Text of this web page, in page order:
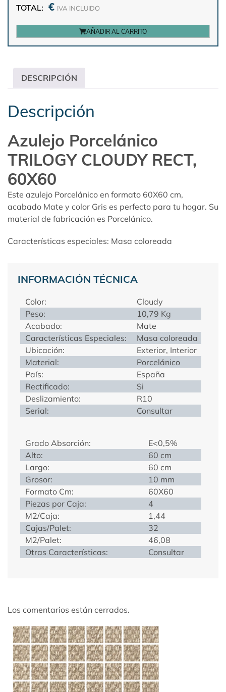
TOTAL: € IVA INCLUIDO
AÑADIR AL CARRITO
DESCRIPCIÓN
Descripción
Azulejo Porcelánico
TRILOGY CLOUDY RECT,
60X60
Este azulejo Porcelánico en formato 60X60 cm,
acabado Mate y color Gris es perfecto para tu hogar. Su
material de fabricación es Porcelánico.
Características especiales: Masa coloreada
INFORMACIÓN TÉCNICA
Color:
Cloudy
Peso:
10,79 Kg
Acabado:
Mate
Características Especiales:
Masa coloreada
Ubicación:
Exterior, Interior
Material:
Porcelánico
País:
España
Rectificado:
Si
Deslizamiento:
R10
Serial:
Consultar
Grado Absorción:
E<0,5%
Alto:
60 cm
Largo:
60 cm
Grosor:
10 mm
Formato Cm:
60X60
Piezas por Caja:
4
M2/Caja:
1,44
Cajas/Palet:
32
M2/Palet:
46,08
Otras Características:
Consultar
Los comentarios están cerrados.